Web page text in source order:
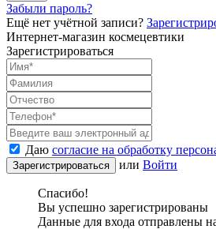
Забыли пароль?
Ещё нет учётной записи?
Интернет-магазин космецевтики
Зарегистрироваться
Даю согласие на обработку
или Войти
Спасибо!
Вы успешно зарегистрированы
Данные для входа отправлены